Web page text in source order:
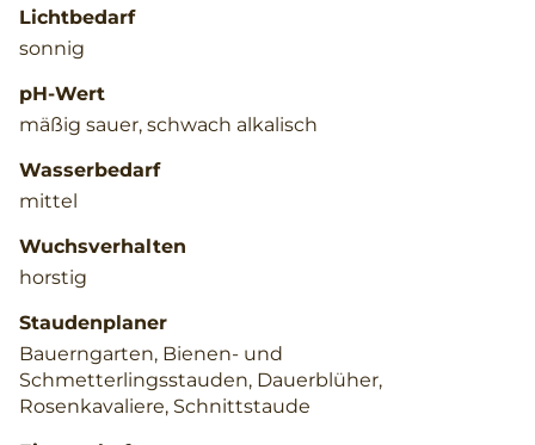
Lichtbedarf
sonnig
pH-Wert
mäßig sauer, schwach alkalisch
Wasserbedarf
mittel
Wuchsverhalten
horstig
Staudenplaner
Bauerngarten, Bienen- und
Schmetterlingsstauden, Dauerblüher,
Rosenkavaliere, Schnittstaude